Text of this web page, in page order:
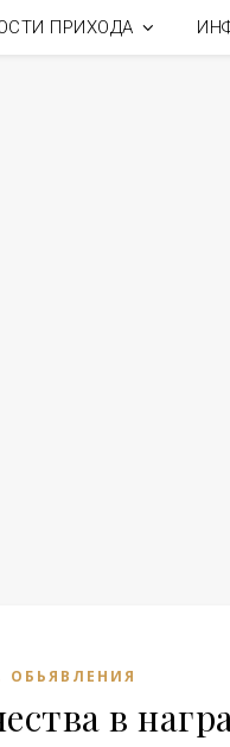
ПРИХОДА
ОБЬЯВЛЕНИЯ
в